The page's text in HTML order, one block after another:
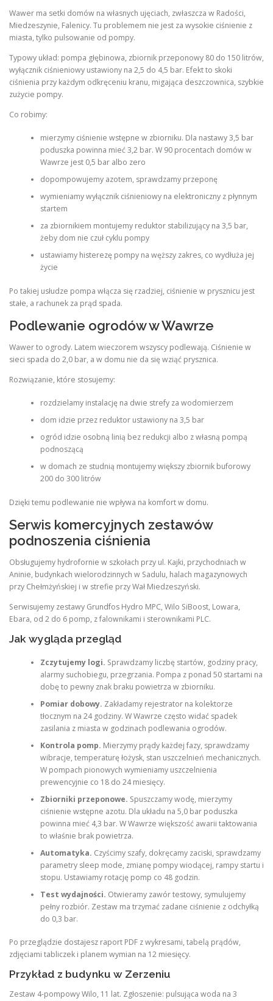
Wawer ma setki domów na własnych ujęciach, zwłaszcza w Radości,
Miedzeszynie, Falenicy. Tu problemem nie jest za wysokie ciśnienie z
miasta, tylko pulsowanie od pompy.
Typowy układ: pompa głębinowa, zbiornik przeponowy 80 do 150 litrów,
wyłącznik ciśnieniowy ustawiony na 2,5 do 4,5 bar. Efekt to skoki
ciśnienia przy każdym odkręceniu kranu, migająca deszczownica, szybkie
zużycie pompy.
Co robimy:
mierzymy ciśnienie wstępne w zbiorniku. Dla nastawy 3,5 bar
poduszka powinna mieć 3,2 bar. W 90 procentach domów w
Wawrze jest 0,5 bar albo zero
dopompowujemy azotem, sprawdzamy przeponę
wymieniamy wyłącznik ciśnieniowy na elektroniczny z płynnym
startem
za zbiornikiem montujemy reduktor stabilizujący na 3,5 bar,
żeby dom nie czuł cyklu pompy
ustawiamy histerezę pompy na węższy zakres, co wydłuża jej
życie
Po takiej usłudze pompa włącza się rzadziej, ciśnienie w prysznicu jest
stałe, a rachunek za prąd spada.
Podlewanie ogrodów w Wawrze
Wawer to ogrody. Latem wieczorem wszyscy podlewają. Ciśnienie w
sieci spada do 2,0 bar, a w domu nie da się wziąć prysznica.
Rozwiązanie, które stosujemy:
rozdzielamy instalację na dwie strefy za wodomierzem
dom idzie przez reduktor ustawiony na 3,5 bar
ogród idzie osobną linią bez redukcji albo z własną pompą
podnoszącą
w domach ze studnią montujemy większy zbiornik buforowy
200 do 300 litrów
Dzięki temu podlewanie nie wpływa na komfort w domu.
Serwis komercyjnych zestawów
podnoszenia ciśnienia
Obsługujemy hydrofornie w szkołach przy ul. Kajki, przychodniach w
Aninie, budynkach wielorodzinnych w Sadulu, halach magazynowych
przy Chełmżyńskiej i w strefie przy Wał Miedzeszyński.
Serwisujemy zestawy Grundfos Hydro MPC, Wilo SiBoost, Lowara,
Ebara, od 2 do 6 pomp, z falownikami i sterownikami PLC.
Jak wygląda przegląd
Zczytujemy logi. Sprawdzamy liczbę startów, godziny pracy,
alarmy suchobiegu, przegrzania. Pompa z ponad 50 startami na
dobę to pewny znak braku powietrza w zbiorniku.
Pomiar dobowy. Zakładamy rejestrator na kolektorze
tłocznym na 24 godziny. W Wawrze często widać spadek
zasilania z miasta w godzinach podlewania ogrodów.
Kontrola pomp. Mierzymy prądy każdej fazy, sprawdzamy
wibracje, temperaturę łożysk, stan uszczelnień mechanicznych.
W pompach pionowych wymieniamy uszczelnienia
prewencyjnie co 18 do 24 miesięcy.
Zbiorniki przeponowe. Spuszczamy wodę, mierzymy
ciśnienie wstępne azotu. Dla układu na 5,0 bar poduszka
powinna mieć 4,3 bar. W Wawrze większość awarii taktowania
to właśnie brak powietrza.
Automatyka. Czyścimy szafy, dokręcamy zaciski, sprawdzamy
parametry sleep mode, zmianę pompy wiodącej, rampy startu i
stopu. Ustawiamy rotację pomp co 48 godzin.
Test wydajności. Otwieramy zawór testowy, symulujemy
pełny rozbiór. Zestaw ma trzymać zadane ciśnienie z odchyłką
do 0,3 bar.
Po przeglądzie dostajesz raport PDF z wykresami, tabelą prądów,
zdjęciami tabliczek i planem wymian na 12 miesięcy.
Przykład z budynku w Zerzeniu
Zestaw 4-pompowy Wilo, 11 lat. Zgłoszenie: pulsująca woda na 3